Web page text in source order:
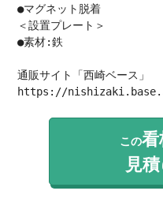
●マグネット脱着
＜設置プレート＞
●素材:鉄
通販サイト「西崎ベース」
https://
この看
見積